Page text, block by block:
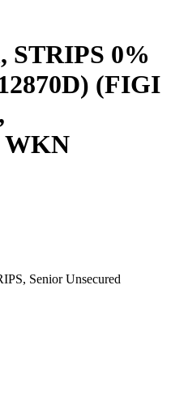
STRIPS 0%
(FIGI
WKN
Senior Unsecured